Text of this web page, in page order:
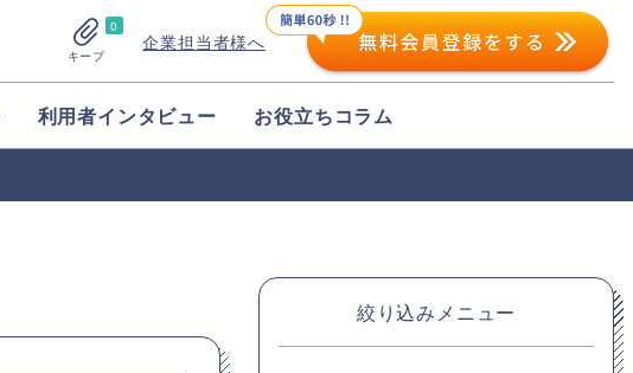
0
キープ
企業担当者様へ
利用者インタビュー お役立ちコラム
絞り込みメニュー